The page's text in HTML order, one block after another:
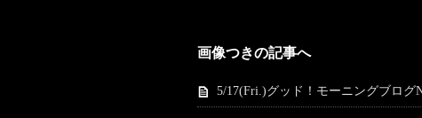
画像つきの記事へ
5/17(Fri.)グッド！モーニングブログ